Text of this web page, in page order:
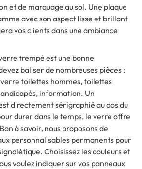
et de marquage au sol. Une plaque
avec son aspect lisse et brillant
vos clients dans une ambiance
trempé est une bonne
baliser de nombreuses pièces :
toilettes hommes, toilettes
information. Un
directement sérigraphié au dos du
durer dans le temps, le verre offre
à savoir, nous proposons de
personnalisables permanents pour
Choisissez les couleurs et
voulez indiquer sur vos panneaux